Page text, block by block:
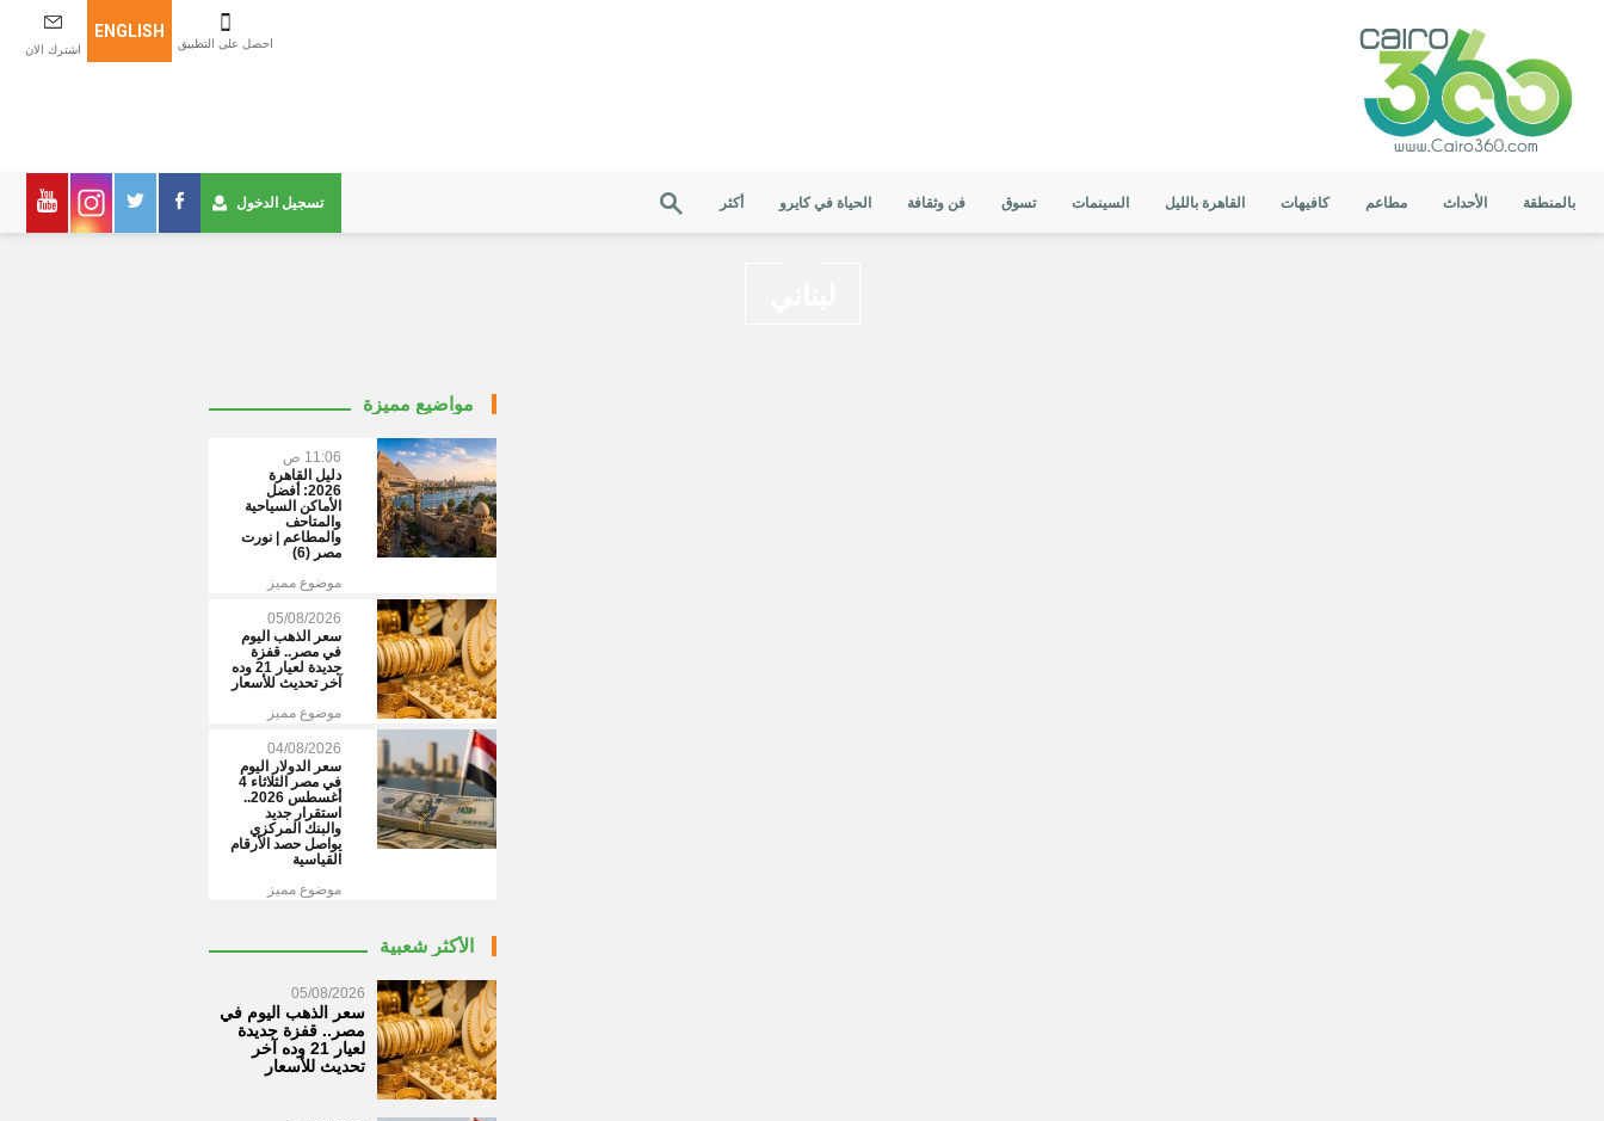
اشترك الان
ENGLISH
احصل على التطبيق
بالمنطقة الأحداث مطاعم كافيهات القاهرة بالليل السينمات تسوق فن وثقافة الحياة في كايرو أكثر تسجيل الدخول
مواضيع مميزة
11:06 ص
دليل القاهرة
2026: أفضل
الأماكن السياحية
والمتاحف
والمطاعم | نورت
مصر (6)
موضوع مميز
05/08/2026
سعر الذهب اليوم
في مصر.. قفزة
جديدة لعيار 21 وده
آخر تحديث للأسعار
موضوع مميز
04/08/2026
سعر الدولار اليوم
في مصر الثلاثاء 4
أغسطس 2026..
استقرار جديد
والبنك المركزي
يواصل حصد الأرقام
القياسية
موضوع مميز
الأكثر شعبية
05/08/2026
سعر الذهب اليوم في
مصر.. قفزة جديدة
لعيار 21 وده آخر
تحديث للأسعار